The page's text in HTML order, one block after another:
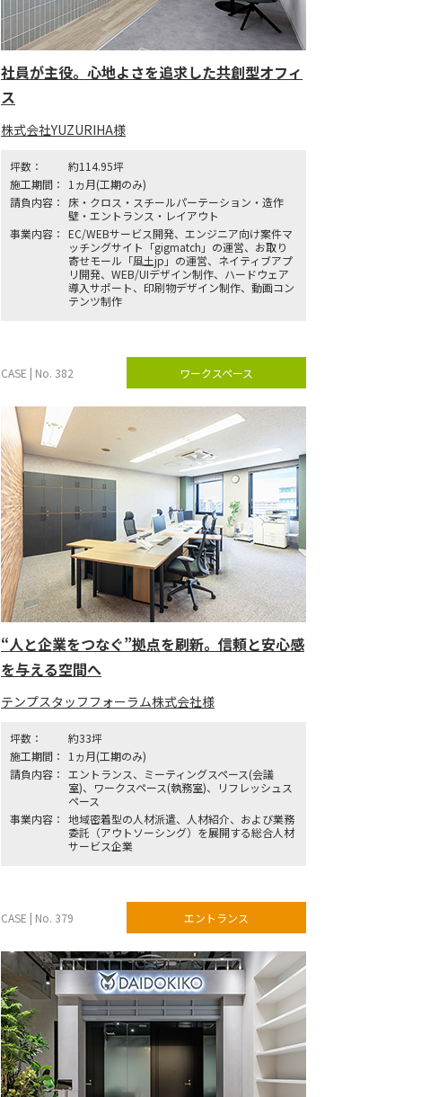
社員が主役。心地よさを追求した共創型オフィ
ス
株式会社YUZURIHA様
坪数：
約114.95坪
施工期間：
1ヵ月(工期のみ)
請負内容：
床・クロス・スチールパーテーション・造作
壁・エントランス・レイアウト
事業内容： EC/WEBサービス開発、エンジニア向け案件マ
ッチングサイト「gigmatch」の運営、お取り
寄せモール「風土jp」の運営、ネイティブアプ
リ開発、WEB/UIデザイン制作、ハードウェア
導入サポート、印刷物デザイン制作、動画コン
テンツ制作
CASE | No. 382 ワークスペース
“人と企業をつなぐ”拠点を刷新。信頼と安心感
を与える空間へ
テンプスタッフフォーラム株式会社様
坪数：
約33坪
施工期間：
1ヵ月(工期のみ)
請負内容： エントランス、ミーティングスペース(会議
室)、ワークスペース(執務室)、リフレッシュス
ペース
事業内容： 地域密着型の人材派遣、人材紹介、および業務
委託（アウトソーシング）を展開する総合人材
サービス企業
CASE | No. 379 エントランス